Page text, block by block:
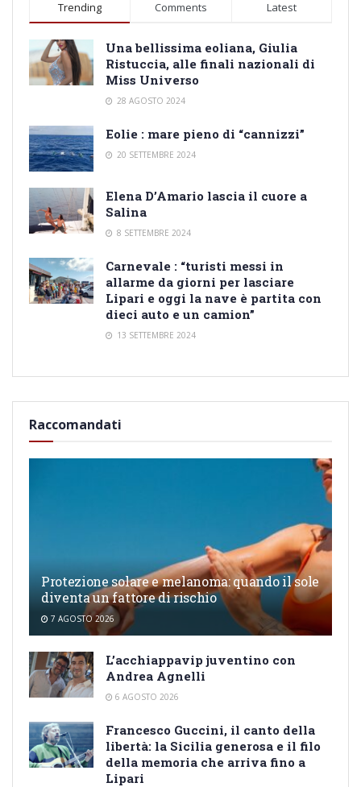
Trending Comments Latest
Una bellissima eoliana, Giulia
Ristuccia, alle finali nazionali di
Miss Universo
28 AGOSTO 2024
Eolie : mare pieno di “cannizzi”
20 SETTEMBRE 2024
Elena D’Amario lascia il cuore a
Salina
8 SETTEMBRE 2024
Carnevale : “turisti messi in
allarme da giorni per lasciare
Lipari e oggi la nave è partita con
dieci auto e un camion”
13 SETTEMBRE 2024
Raccomandati
Protezione solare e melanoma: quando il sole
diventa un fattore di rischio
7 AGOSTO 2026
L’acchiappavip juventino con
Andrea Agnelli
6 AGOSTO 2026
Francesco Guccini, il canto della
libertà: la Sicilia generosa e il filo
della memoria che arriva fino a
Lipari